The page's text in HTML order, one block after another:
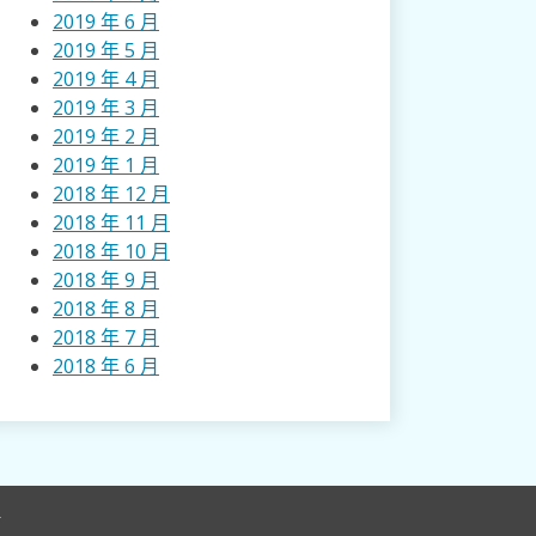
2019 年 6 月
2019 年 5 月
2019 年 4 月
2019 年 3 月
2019 年 2 月
2019 年 1 月
2018 年 12 月
2018 年 11 月
2018 年 10 月
2018 年 9 月
2018 年 8 月
2018 年 7 月
2018 年 6 月